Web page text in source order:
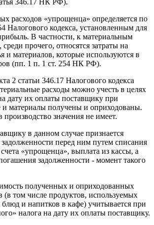
346.17 НК РФ).
расходов «упрощенца» определяется по
Налогового кодекса, установленным для
В частности, к материальным
прочего, относятся затраты на
и материалов, которые используются в
(пп. 1 п. 1 ст. 254 НК РФ).
2 статьи 346.17 Налогового кодекса
расходы можно учесть в целях
дату их оплаты поставщику при
и материалы получены и оприходованы.
значения не имеет.
в данном случае признается
перед ним путем списания
счета «упрощенца», выплата из кассы, а
задолженности - момент такого
полученных и оприходованных
(в том числе продуктов, используемых
блюд и напитков в кафе) учитывается при
налога на дату их оплаты поставщику.